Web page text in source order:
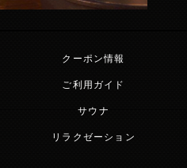
クーポン情報
ご利用ガイド
サウナ
リラクゼーション